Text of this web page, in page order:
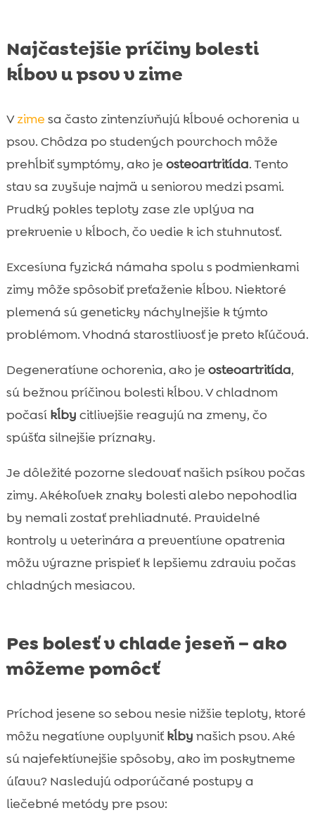
Najčastejšie príčiny bolesti
kĺbov u psov v zime
Vzime sa často zintenzívňujú kĺbové ochorenia u
psov. Chôdza po studených povrchoch môže
prehĺbiť symptómy, ako je osteoartritída. Tento
stav sa zvyšuje najmä u seniorov medzi psami.
Prudký pokles teploty zase zle vplýva na
prekrvenie v kĺboch, čo vedie k ich stuhnutosť.
Excesívna fyzická námaha spolu s podmienkami
zimy môže spôsobiť preťaženie kĺbov. Niektoré
plemená sú geneticky náchylnejšie k týmto
problémom. Vhodná starostlivosť je preto kľúčová.
Degeneratívne ochorenia, ako je osteoartritída,
sú bežnou príčinou bolesti kĺbov. V chladnom
počasí kĺby citlivejšie reagujú na zmeny, čo
spúšťa silnejšie príznaky.
Je dôležité pozorne sledovať našich psíkov počas
zimy. Akékoľvek znaky bolesti alebo nepohodlia
by nemali zostať prehliadnuté. Pravidelné
kontroly u veterinára a preventívne opatrenia
môžu výrazne prispieť k lepšiemu zdraviu počas
chladných mesiacov.
Pes bolesť v chlade jeseň – ako
môžeme pomôcť
Príchod jesene so sebou nesie nižšie teploty, ktoré
môžu negatívne ovplyvniťkĺby našich psov. Aké
sú najefektívnejšie spôsoby, ako im poskytneme
úľavu? Nasledujú odporúčané postupy a
liečebné metódy pre psov: